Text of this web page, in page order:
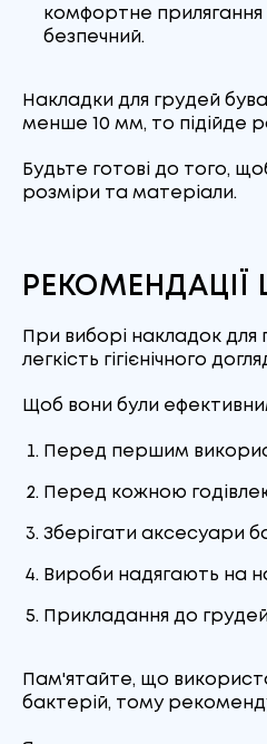
комфортне прилягання
безпечний.
Накладки для грудей
менше 10 мм, то підійде
Будьте готові до того,
розміри та матеріали.
При виборі накладок для
легкість гігієнічного
Щоб вони були
Перед першим
Перед кожною
Зберігати аксесуари
Вироби надягають на
Прикладання до
Пам'ятайте, що
бактерій, тому